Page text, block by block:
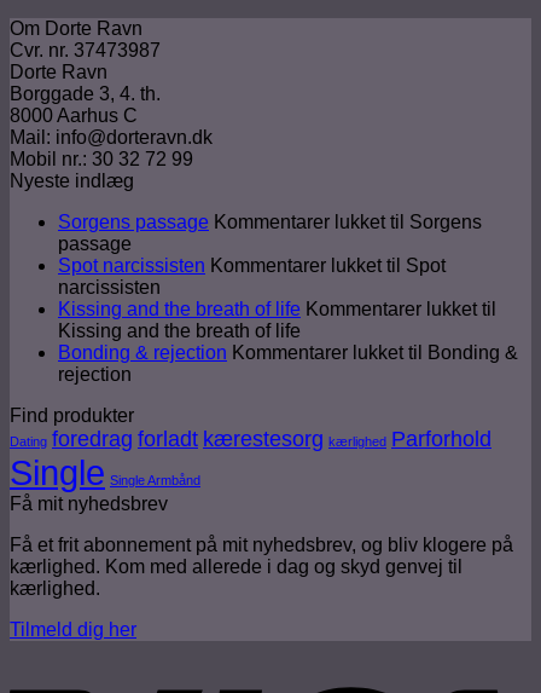
Om Dorte Ravn
Cvr. nr. 37473987
Dorte Ravn
Borggade 3, 4. th.
8000 Aarhus C
Mail: info@dorteravn.dk
Mobil nr.: 30 32 72 99
Nyeste indlæg
Sorgens passage Kommentarer lukket til Sorgens
passage
Spot narcissisten Kommentarer lukket til Spot
narcissisten
Kissing and the breath of life Kommentarer lukket til
Kissing and the breath of life
Bonding & rejection Kommentarer lukket til Bonding &
rejection
Find produkter
Dating foredrag forladt kærestesorg kærlighed Parforhold
Single Single Armbånd
Få mit nyhedsbrev
Få et frit abonnement på mit nyhedsbrev, og bliv klogere på
kærlighed. Kom med allerede i dag og skyd genvej til
kærlighed.
Tilmeld dig her